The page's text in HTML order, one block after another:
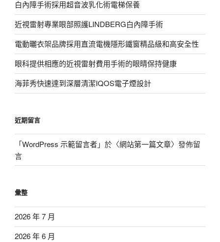
白內障手術採用超音波乳化術電梯保養
近視雷射專業眼部照護LINDBERG白內障手術
電動曬衣架品牌採用直流電機隱形鐵窗精品級和高安全性
眼科提供相應的近視雷射費用手術的眼睛保持健康
海菲秀快速達到深層清潔IQOS電子煙設計
近期留言
「WordPress 示範留言者」於〈網站第一篇文章〉發佈留
言
彙整
2026 年 7 月
2026 年 6 月